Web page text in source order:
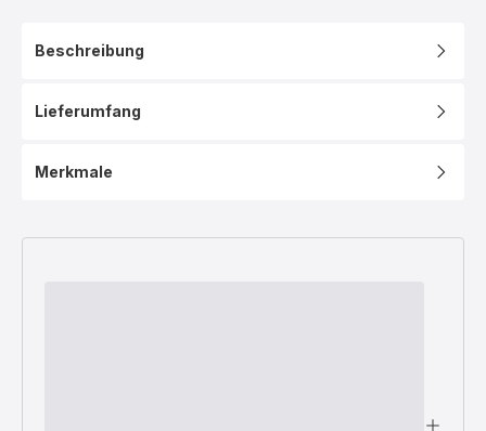
Beschreibung
Lieferumfang
Merkmale